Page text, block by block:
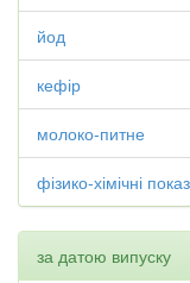
йод
кефір
молоко-питне
фізико-хімічні
за датою випуску